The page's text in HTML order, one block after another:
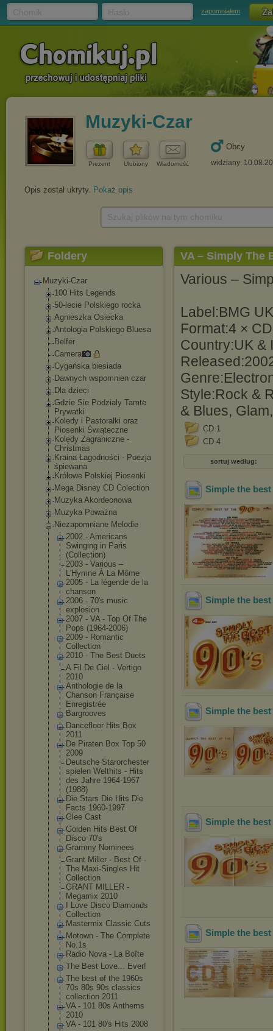
zapomniałem
Muzyki-Czar
Prezent Ulubiony Wiadomość
Obcy
widziany:
Opis został ukryty. Pokaż opis
Foldery
Muzyki-Czar
100 Hits Legends
50-lecie Polskiego rocka
Agnieszka Osiecka
Antologia Polskiego Bluesa
Belfer
Camera
Cygańska biesiada
Dawnych wspomnien czar
Dla dzieci
Gdzie Sie Podzialy Tamte
Prywatki
Koledy i Pastorałki oraz
Piosenki Świąteczne
Kolędy Zagraniczne -
Christmas
Kraina Łagodności - Poezja
śpiewana
Królowe Polskiej Piosenki
Mega Disney CD Colection
Muzyka Akordeonowa
Muzyka Poważna
Niezapomniane Melodie
2002 - Americans
Swinging in Paris
(Collection)
2003 - Various ‎–
L'Hymne À La Môme
2005 - La légende de la
chanson
2006 - 70's music
explosion
2007 - VA - Top Of The
Pops (1964-2006)
2009 - Romantic
Collection
2010 - The Best Duets
A Fil De Ciel - Vertigo
2010
Anthologie de la
Chanson Française
Enregistrée
Bargrooves
Dancefloor Hits Box
2011
De Piraten Box Top 50
2009
Deutsche Starorchester
spielen Welthits - Hits
des Jahre 1964-1967
(1988)
Die Stars Die Hits Die
Facts 1960-1997
Glee Cast
Golden Hits Best Of
Disco 70's
Grammy Nominees
Grant Miller - Best Of -
The Maxi-Singles Hit
Collection
GRANT MILLER -
Megamix 2010
I Love Disco Diamonds
Collection
Mastermix Classic Cuts
Motown - The Complete
No.1s
Radio Nova - La Boîte
The Best Love... Ever!
The best of the 1960s
70s 80s 90s classics
collection 2011
VA - 101 80s Anthems
2010
VA - 101 80's Hits 2008
VA ‎– Simply The
Various ‎–
Label:BMG
Format:4 ×
Country:UK &
Style:Rock &
& Blues,
CD 1
CD 4
sortuj według:
Simple the best
Simple the
Simple the best
Simple the best
Simple the best